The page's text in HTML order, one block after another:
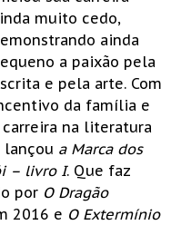
muito cedo,
ainda
a paixão pela
e pela arte. Com
da família e
na literatura
lançou a Marca dos
– livro I. Que faz
por O Dragão
2016 e O Extermínio